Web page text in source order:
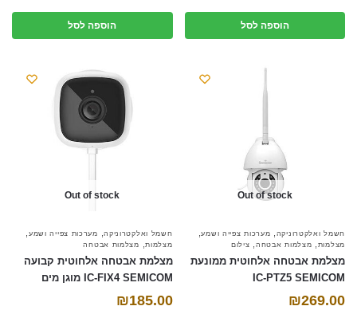
הוספה לסל הוספה לסל
Out of stock
חשמל ואלקטרוניקה מערכות צפייה ושמע,
מצלמות מצלמות אבטחה צילום
מצלמת אבטחה אלחוטית ממונעת
IC-PTZ5 SEMICOM
₪269.00
Out of stock
חשמל ואלקטרוניקה, מערכות צפייה ושמע
מצלמות, מצלמות אבטחה
מצלמת אבטחה אלחוטית קבועה
IC-FIX4 SEMICOM מוגן מים
₪185.00